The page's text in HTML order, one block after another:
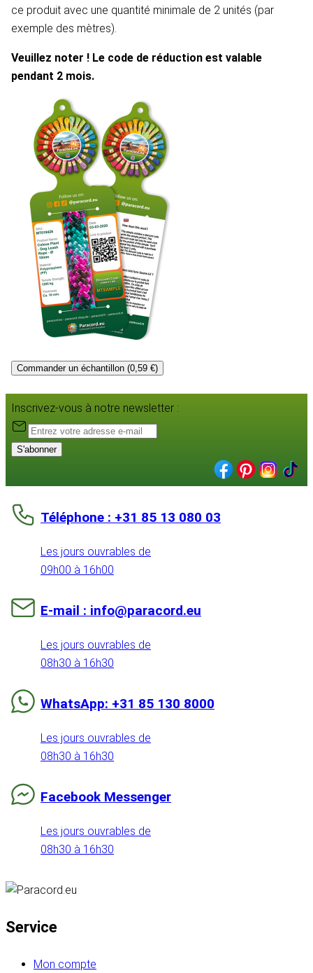
ce produit avec une quantité minimale de 2 unités (par
exemple des mètres).
Veuillez noter ! Le code de réduction est valable
pendant 2 mois.
Commander un échantillon (0,59 €)
Inscrivez-vous à notre newsletter :
S'abonner
Téléphone : +31 85 13 080 03
Les jours ouvrables de
09h00 à 16h00
E-mail : info@paracord.eu
Les jours ouvrables de
08h30 à 16h30
WhatsApp: +31 85 130 8000
Les jours ouvrables de
08h30 à 16h30
Facebook Messenger
Les jours ouvrables de
08h30 à 16h30
Service
Mon compte